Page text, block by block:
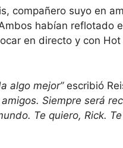
compañero suyo en
habían reflotado
en directo y con
algo mejor”escribió
Siempre será
Te quiero, Rick.